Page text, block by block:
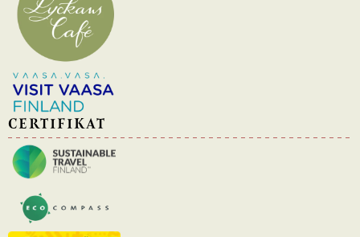
CERTIFIKAT